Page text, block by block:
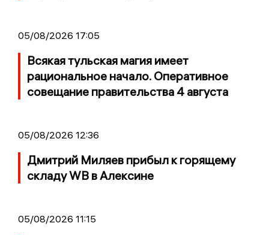
05/08/2026 17:05
Всякая тульская магия имеет
рациональное начало. Оперативное
совещание правительства 4 августа
05/08/2026 12:36
Дмитрий Миляев прибыл к горящему
складу WB в Алексине
05/08/2026 11:15